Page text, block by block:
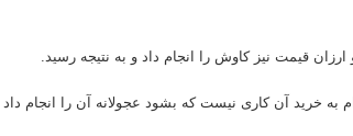
قیمت نیز کاوش را انجام داد و به نتیجه رسید.
به خرید آن کاری نیست که بشود عجولانه آن را انجام داد .